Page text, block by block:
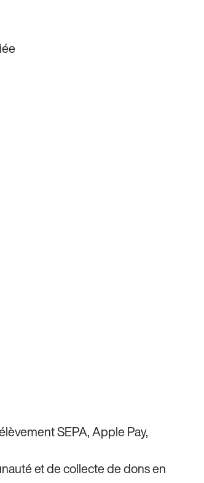
SEPA, Apple Pay,
et de collecte de dons en